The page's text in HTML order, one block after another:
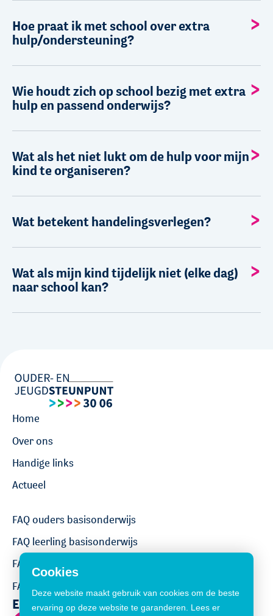
Cookies
Deze website maakt gebruik van cookies om de beste
ervaring op deze website te garanderen. Lees er
Hoe praat ik met school over extra
hulp/ondersteuning?
Wie houdt zich op school bezig met extra
hulp en passend onderwijs?
Wat als het niet lukt om de hulp voor mijn
kind te organiseren?
Wat betekent handelingsverlegen?
Wat als mijn kind tijdelijk niet (elke dag)
naar school kan?
Home
Over ons
Handige links
Actueel
FAQ ouders basisonderwijs
FAQ leerling basisonderwijs
FAQ ouders voortgezet onderwijs
FAQ leerling voortgezet onderwijs
Een vraag stellen?